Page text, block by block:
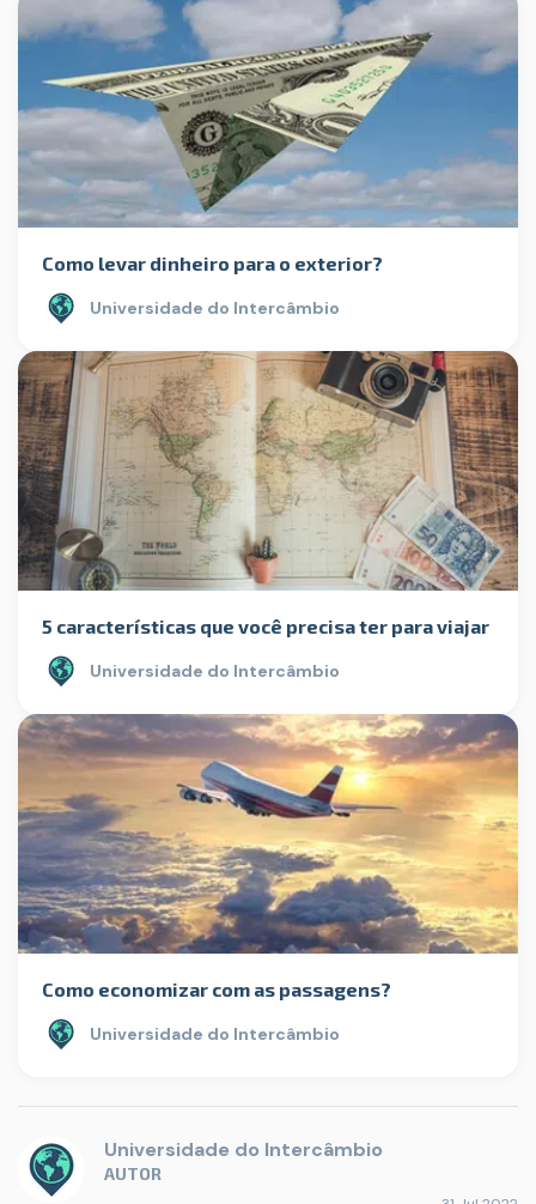
Como levar dinheiro para o exterior?
Universidade do Intercâmbio
5 características que você precisa ter para viajar
Universidade do Intercâmbio
Como economizar com as passagens?
Universidade do Intercâmbio
Universidade do Intercâmbio
AUTOR